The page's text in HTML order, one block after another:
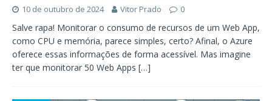
10 de outubro de 2024 Vitor Prado 0
Salve rapa! Monitorar o consumo de recursos de um Web App,
como CPU e memória, parece simples, certo? Afinal, o Azure
oferece essas informações de forma acessível. Mas imagine
ter que monitorar 50 Web Apps […]